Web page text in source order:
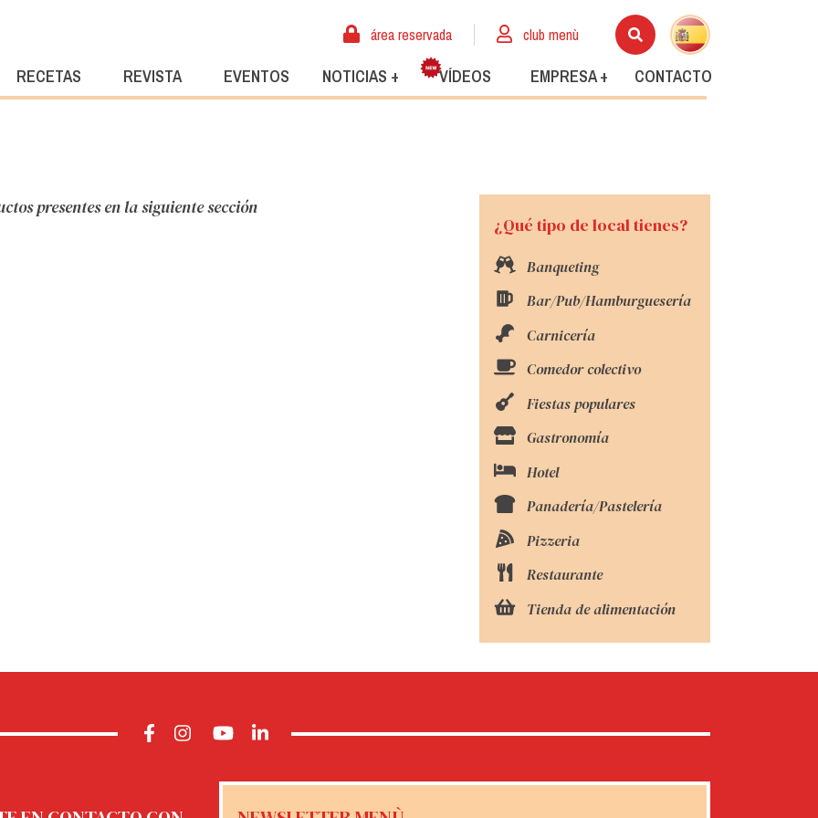
área reservada club menù
RECETAS REVISTA EVENTOS NOTICIAS + VÍDEOS EMPRESA + CONTACTO
presentes en la siguiente sección
¿Qué tipo de local tienes?
Banqueting
Bar/Pub/Hamburguesería
Carnicería
Comedor colectivo
Fiestas populares
Gastronomía
Hotel
Panadería/Pastelería
Pizzeria
Restaurante
Tienda de alimentación